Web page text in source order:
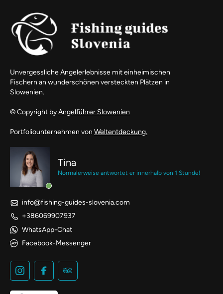
Unvergessliche Angelerlebnisse mit einheimischen
Fischern an wunderschönen versteckten Plätzen in
Slowenien.
© Copyright byAngelführer Slowenien
Portfoliounternehmen von Weltentdeckung.
Tina
Normalerweise antwortet er innerhalb von 1 Stunde!
info@fishing-guides-slovenia.com
+386069907937
WhatsApp-Chat
Facebook-Messenger